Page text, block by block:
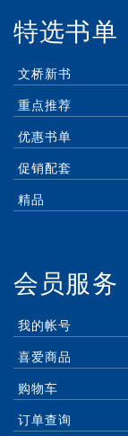
特选书单
文桥新书
重点推荐
优惠书单
促销配套
精品
会员服务
我的帐号
喜爱商品
购物车
订单查询